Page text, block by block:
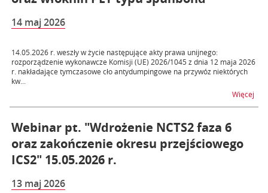
14 maj 2026
14.05.2026 r. weszły w życie następujące akty prawa unijnego:
rozporządzenie wykonawcze Komisji (UE) 2026/1045 z dnia 12 maja 2026
r. nakładające tymczasowe cło antydumpingowe na przywóz niektórych
kw...
Więcej
Webinar pt. "Wdrożenie NCTS2 faza 6
oraz zakończenie okresu przejściowego
ICS2" 15.05.2026 r.
13 maj 2026